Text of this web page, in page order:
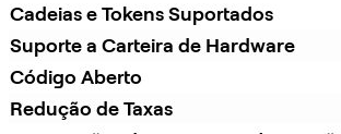
Cadeias e Tokens Suportados
Suporte a Carteira de Hardware
Código Aberto
Redução de Taxas